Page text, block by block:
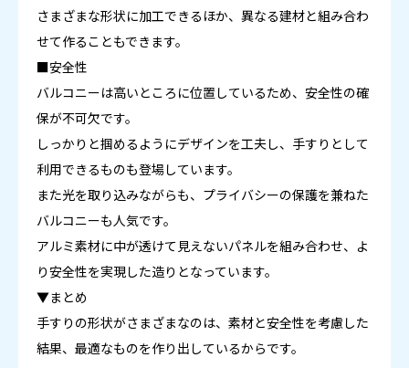
さまざまな形状に加工できるほか、異なる建材と組み合わ
せて作ることもできます。
■安全性
バルコニーは高いところに位置しているため、安全性の確
保が不可欠です。
しっかりと掴めるようにデザインを工夫し、手すりとして
利用できるものも登場しています。
また光を取り込みながらも、プライバシーの保護を兼ねた
バルコニーも人気です。
アルミ素材に中が透けて見えないパネルを組み合わせ、よ
り安全性を実現した造りとなっています。
▼まとめ
手すりの形状がさまざまなのは、素材と安全性を考慮した
結果、最適なものを作り出しているからです。